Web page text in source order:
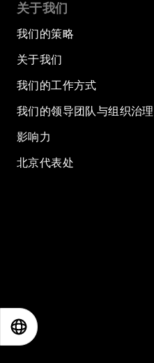
关于我们
我们的策略
关于我们
我们的工作方式
我们的领导团队与组织治理
影响力
北京代表处